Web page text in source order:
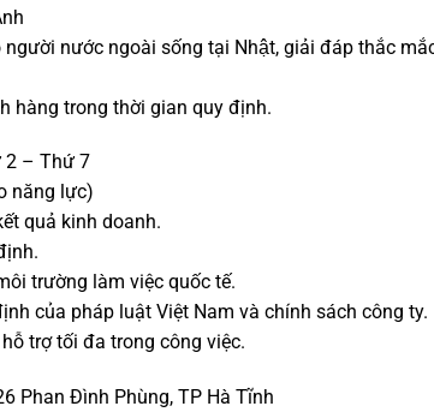
nước ngoài sống tại Nhật, giải đáp thắc
hàng trong thời gian quy định.
2 – Thứ 7
năng lực)
quả kinh doanh.
trường làm việc quốc tế.
của pháp luật Việt Nam và chính sách công ty.
trợ tối đa trong công việc.
Phan Đình Phùng, TP Hà Tĩnh